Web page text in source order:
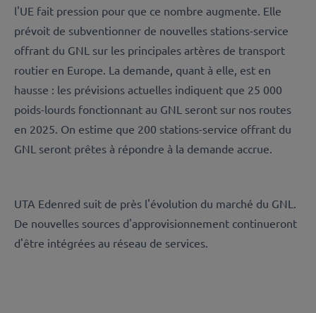
l'UE fait pression pour que ce nombre augmente. Elle
prévoit de subventionner de nouvelles stations-service
offrant du GNL sur les principales artères de transport
routier en Europe. La demande, quant à elle, est en
hausse : les prévisions actuelles indiquent que 25 000
poids-lourds fonctionnant au GNL seront sur nos routes
en 2025. On estime que 200 stations-service offrant du
GNL seront prêtes à répondre à la demande accrue.
UTA Edenred suit de près l'évolution du marché du GNL.
De nouvelles sources d'approvisionnement continueront
d'être intégrées au réseau de services.